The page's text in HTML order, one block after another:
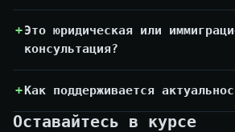
Это юридическая или
консультация?
Как поддерживается
Оставайтесь в курсе